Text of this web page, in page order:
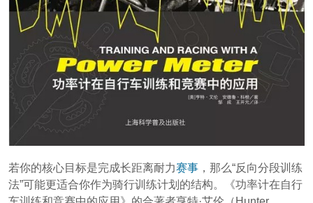
若你的核心目标是完成长距离耐力赛事 ，那么“反向分段训练
法”可能更适合你作为骑行训练计划的结构。《功率计在自行